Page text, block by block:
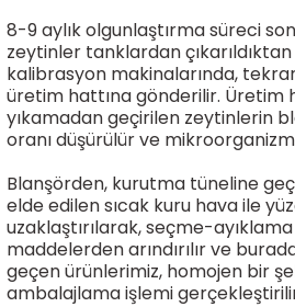
8-9 aylık olgunlaştırma süreci
zeytinler tanklardan
kalibrasyon makinalarında,
üretim hattına gönderilir. Üretim
yıkamadan geçirilen zeytinlerin
oranı düşürülür ve
Blanşörden, kurutma tüneline
elde edilen sıcak kuru hava ile
uzaklaştırılarak, seçme-
maddelerden arındırılır ve
geçen ürünlerimiz, homojen bir
ambalajlama işlemi